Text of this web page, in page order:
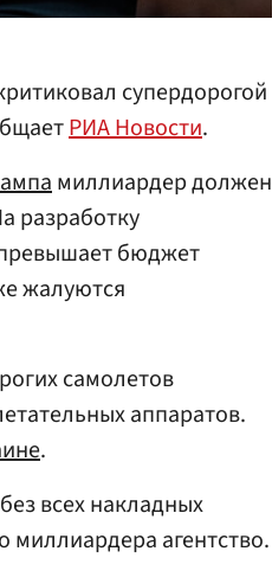
супердорогой
РИА Новости.
миллиардер должен
разработку
бюджет
жалуются
самолетов
аппаратов.
.
всех накладных
миллиардера агентство.